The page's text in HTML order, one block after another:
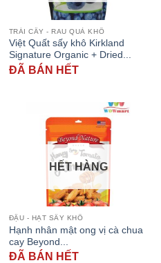
TRÁI CÂY - RAU QUẢ KHÔ
Việt Quất sấy khô Kirkland
Signature Organic + Dried...
ĐÃ BÁN HẾT
HẾT HÀNG
ĐẬU - HẠT SẤY KHÔ
Hạnh nhân mật ong vị cà chua
cay Beyond...
ĐÃ BÁN HẾT